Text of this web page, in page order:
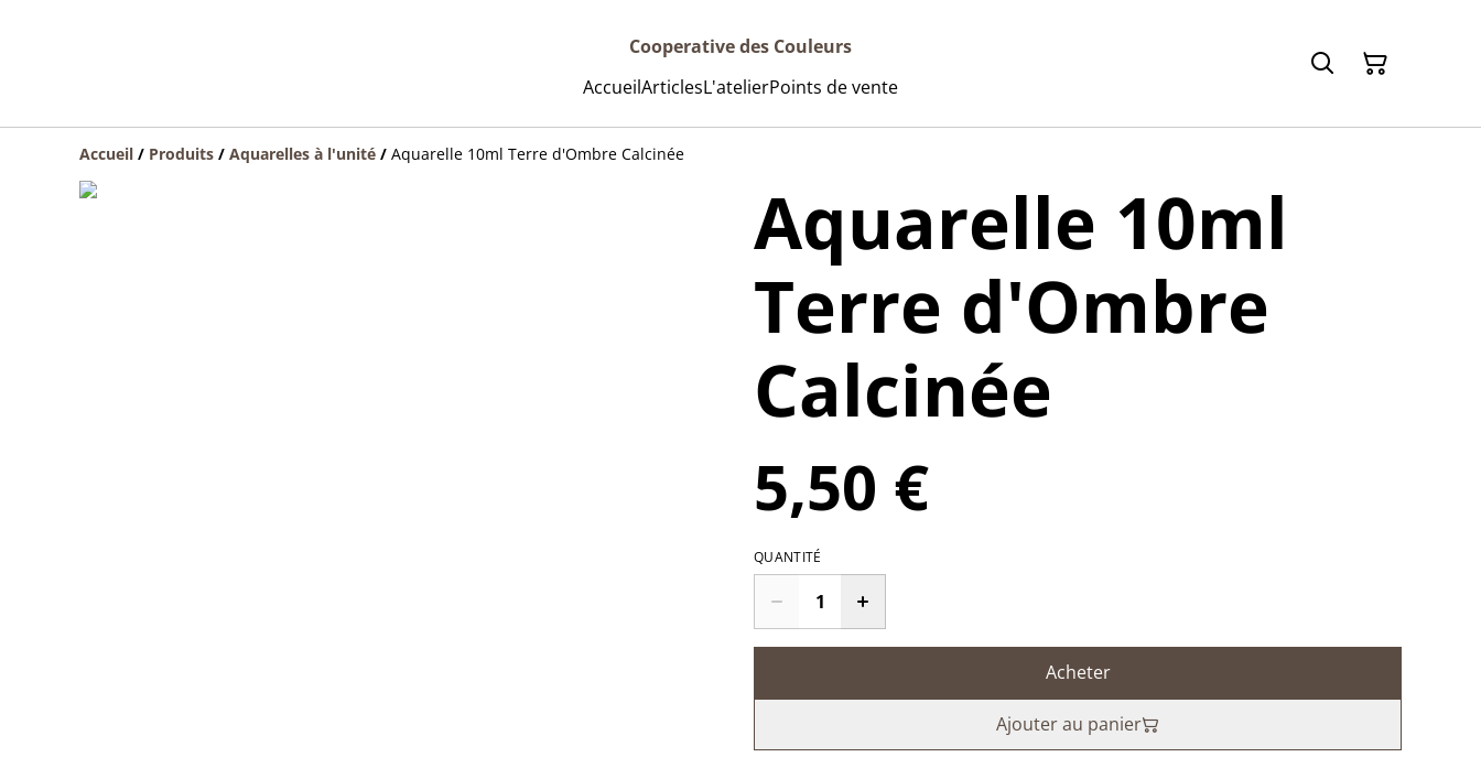
Cooperative des Couleurs
AccueilArticlesL'atelierPoints de vente
Accueil / Produits / Aquarelles à l'unité / Aquarelle 10ml Terre d'Ombre Calcinée
Aquarelle 10ml
Terre d'Ombre
Calcinée
5,50 €
QUANTITÉ
Acheter
Ajouter au panier